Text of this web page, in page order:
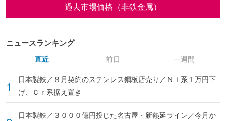
過去市場価格（非鉄金属）
ニュースランキング
直近
日本製鉄／８月契約のステンレス鋼板店売り／Ｎｉ系１万円下
げ、Ｃｒ系据え置き
日本製鉄／３０００億円投じた名古屋・新熱延ライン／今月か
前日 一週間